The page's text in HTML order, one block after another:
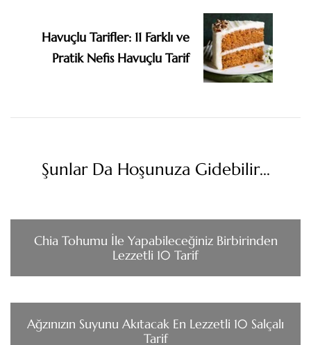
Havuçlu Tarifler: 11 Farklı ve
Pratik Nefis Havuçlu Tarif
Şunlar Da Hoşunuza Gidebilir...
Chia Tohumu İle Yapabileceğiniz Birbirinden
Lezzetli 10 Tarif
Ağzınızın Suyunu Akıtacak En Lezzetli 10 Salçalı
Tarif